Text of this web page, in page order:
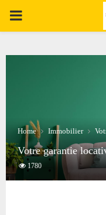
PRIMARY
Home Immobilier
Votre garantie
1780